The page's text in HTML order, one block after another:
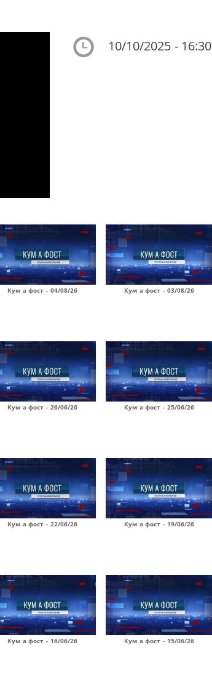
10/10/2025 - 16:30
Кум а фост - 04/08/26 Кум а фост - 03/08/26
Кум а фост - 26/06/26 Кум а фост - 25/06/26
Кум а фост - 22/06/26 Кум а фост - 19/06/26
Кум а фост - 16/06/26 Кум а фост - 15/06/26